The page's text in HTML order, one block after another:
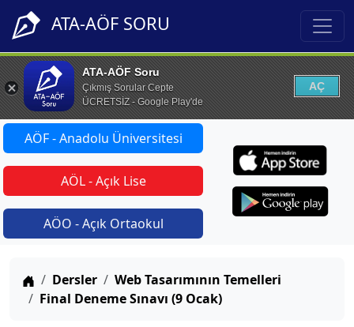
ATA-AÖF SORU
ATA-AÖF Soru
Çıkmış Sorular Cepte
ÜCRETSİZ - Google Play'de
AÇ
AÖF - Anadolu Üniversitesi
AÖL - Açık Lise
AÖO - Açık Ortaokul
Anasayfa
Dersler
Web Tasarımının Temelleri
Final Deneme Sınavı (9 Ocak)